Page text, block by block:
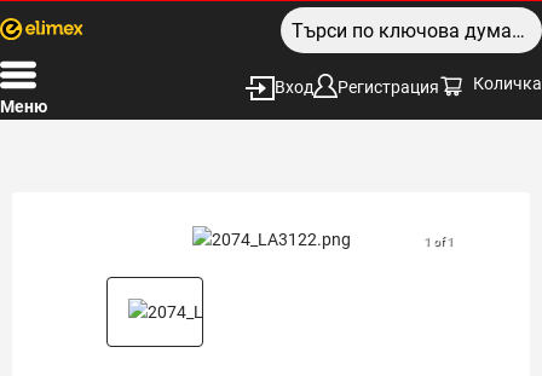
Меню
Вход Регистрация Количка
1 of 1